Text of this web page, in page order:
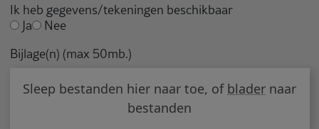
Ik heb gegevens/tekeningen beschikbaar
Ja
Nee
Bijlage(n) (max 50mb.)
Sleep bestanden hier naar toe, of blader naar
bestanden